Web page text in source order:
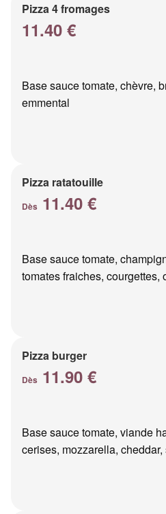
Pizza 4 fromages
11.40 €
Base sauce tomate, chèvre,
emmental
Pizza ratatouille
Dès 11.40 €
Base sauce tomate,
tomates fraiches, courgettes,
Pizza burger
Dès 11.90 €
Base sauce tomate, viande
cerises, mozzarella,